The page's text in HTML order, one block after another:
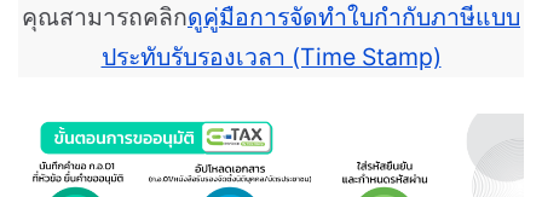
คุณสามารถคลิกดูคู่มือการจัดทำใบกำกับภาษีแบบ
ประทับรับรองเวลา (Time Stamp)